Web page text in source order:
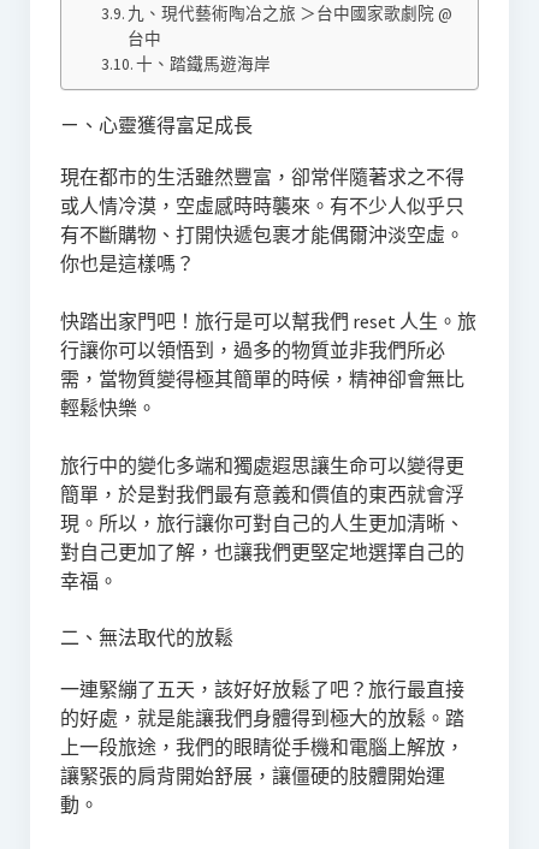
九、現代藝術陶冶之旅 ＞台中國家歌劇院 @
台中
十、踏鐵馬遊海岸
ㄧ、心靈獲得富足成長
現在都市的生活雖然豐富，卻常伴隨著求之不得
或人情冷漠，空虛感時時襲來。有不少人似乎只
有不斷購物、打開快遞包裹才能偶爾沖淡空虛。
你也是這樣嗎？
快踏出家門吧！旅行是可以幫我們 reset 人生。旅
行讓你可以領悟到，過多的物質並非我們所必
需，當物質變得極其簡單的時候，精神卻會無比
輕鬆快樂。
旅行中的變化多端和獨處遐思讓生命可以變得更
簡單，於是對我們最有意義和價值的東西就會浮
現。所以，旅行讓你可對自己的人生更加清晰、
對自己更加了解，也讓我們更堅定地選擇自己的
幸福。
二、無法取代的放鬆
一連緊繃了五天，該好好放鬆了吧？旅行最直接
的好處，就是能讓我們身體得到極大的放鬆。踏
上一段旅途，我們的眼睛從手機和電腦上解放，
讓緊張的肩背開始舒展，讓僵硬的肢體開始運
動。